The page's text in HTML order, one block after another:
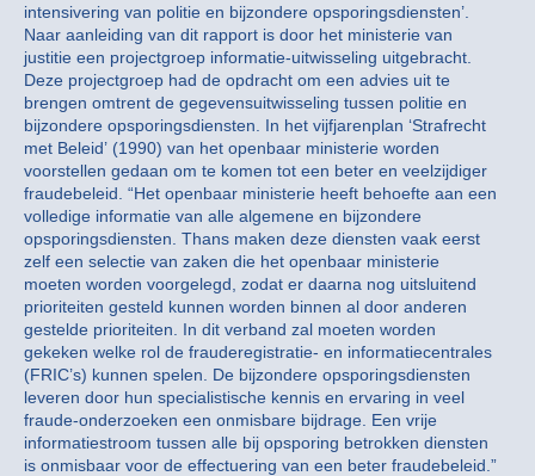
intensivering van politie en bijzondere opsporingsdiensten’.
Naar aanleiding van dit rapport is door het ministerie van
justitie een projectgroep informatie-uitwisseling uitgebracht.
Deze projectgroep had de opdracht om een advies uit te
brengen omtrent de gegevensuitwisseling tussen politie en
bijzondere opsporingsdiensten. In het vijfjarenplan ‘Strafrecht
met Beleid’ (1990) van het openbaar ministerie worden
voorstellen gedaan om te komen tot een beter en veelzijdiger
fraudebeleid. “Het openbaar ministerie heeft behoefte aan een
volledige informatie van alle algemene en bijzondere
opsporingsdiensten. Thans maken deze diensten vaak eerst
zelf een selectie van zaken die het openbaar ministerie
moeten worden voorgelegd, zodat er daarna nog uitsluitend
prioriteiten gesteld kunnen worden binnen al door anderen
gestelde prioriteiten. In dit verband zal moeten worden
gekeken welke rol de frauderegistratie- en informatiecentrales
(FRIC’s) kunnen spelen. De bijzondere opsporingsdiensten
leveren door hun specialistische kennis en ervaring in veel
fraude-onderzoeken een onmisbare bijdrage. Een vrije
informatiestroom tussen alle bij opsporing betrokken diensten
is onmisbaar voor de effectuering van een beter fraudebeleid.”